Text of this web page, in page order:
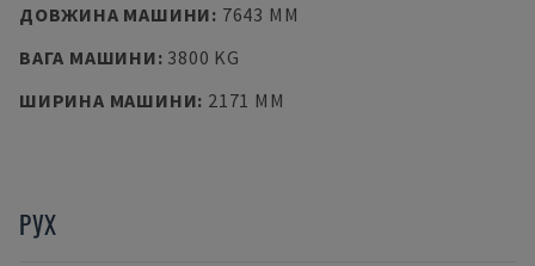
ДОВЖИНА МАШИНИ: 7643 MM
ВАГА МАШИНИ: 3800 KG
ШИРИНА МАШИНИ: 2171 MM
РУХ